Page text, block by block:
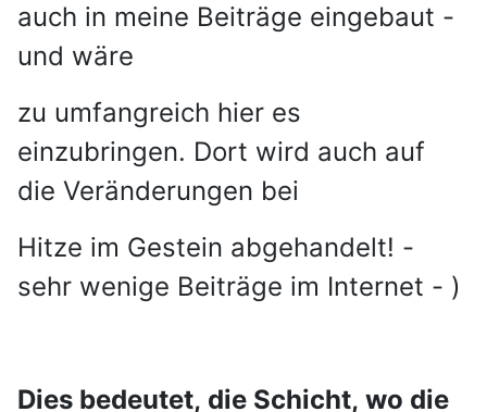
auch in meine Beiträge eingebaut -
und wäre
zu umfangreich hier es
einzubringen. Dort wird auch auf
die Veränderungen bei
Hitze im Gestein abgehandelt! -
sehr wenige Beiträge im Internet - )
Dies bedeutet, die Schicht, wo die